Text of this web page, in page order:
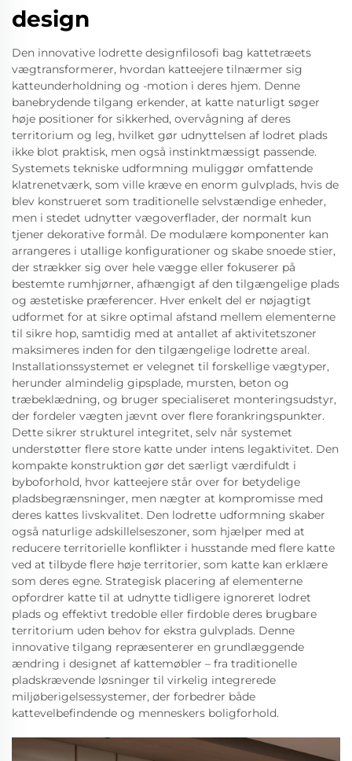
design
Den innovative lodrette designfilosofi bag kattetræets
vægtransformerer, hvordan katteejere tilnærmer sig
katteunderholdning og -motion i deres hjem. Denne
banebrydende tilgang erkender, at katte naturligt søger
høje positioner for sikkerhed, overvågning af deres
territorium og leg, hvilket gør udnyttelsen af lodret plads
ikke blot praktisk, men også instinktmæssigt passende.
Systemets tekniske udformning muliggør omfattende
klatrenetværk, som ville kræve en enorm gulvplads, hvis de
blev konstrueret som traditionelle selvstændige enheder,
men i stedet udnytter vægoverflader, der normalt kun
tjener dekorative formål. De modulære komponenter kan
arrangeres i utallige konfigurationer og skabe snoede stier,
der strækker sig over hele vægge eller fokuserer på
bestemte rumhjørner, afhængigt af den tilgængelige plads
og æstetiske præferencer. Hver enkelt del er nøjagtigt
udformet for at sikre optimal afstand mellem elementerne
til sikre hop, samtidig med at antallet af aktivitetszoner
maksimeres inden for den tilgængelige lodrette areal.
Installationssystemet er velegnet til forskellige vægtyper,
herunder almindelig gipsplade, mursten, beton og
træbeklædning, og bruger specialiseret monteringsudstyr,
der fordeler vægten jævnt over flere forankringspunkter.
Dette sikrer strukturel integritet, selv når systemet
understøtter flere store katte under intens legaktivitet. Den
kompakte konstruktion gør det særligt værdifuldt i
byboforhold, hvor katteejere står over for betydelige
pladsbegrænsninger, men nægter at kompromisse med
deres kattes livskvalitet. Den lodrette udformning skaber
også naturlige adskillelseszoner, som hjælper med at
reducere territorielle konflikter i husstande med flere katte
ved at tilbyde flere høje territorier, som katte kan erklære
som deres egne. Strategisk placering af elementerne
opfordrer katte til at udnytte tidligere ignoreret lodret
plads og effektivt tredoble eller firdoble deres brugbare
territorium uden behov for ekstra gulvplads. Denne
innovative tilgang repræsenterer en grundlæggende
ændring i designet af kattemøbler – fra traditionelle
pladskrævende løsninger til virkelig integrerede
miljøberigelsessystemer, der forbedrer både
kattevelbefindende og menneskers boligforhold.